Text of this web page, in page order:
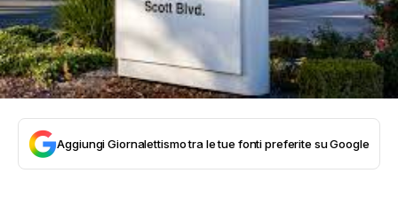
Aggiungi Giornalettismo tra le tue fonti preferite su Google